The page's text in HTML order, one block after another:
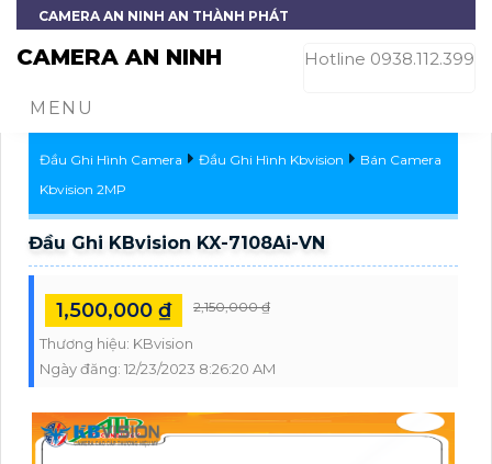
CAMERA AN NINH AN THÀNH PHÁT
CAMERA AN NINH Hotline 0938.112.399
MENU
Đầu Ghi Hình Camera Đầu Ghi Hình Kbvision
Bán Camera
Kbvision 2MP
Đầu Ghi KBvision KX-7108Ai-VN
1,500,000 ₫ 2,150,000 ₫
Thương hiệu: KBvision
Ngày đăng: 12/23/2023 8:26:20 AM